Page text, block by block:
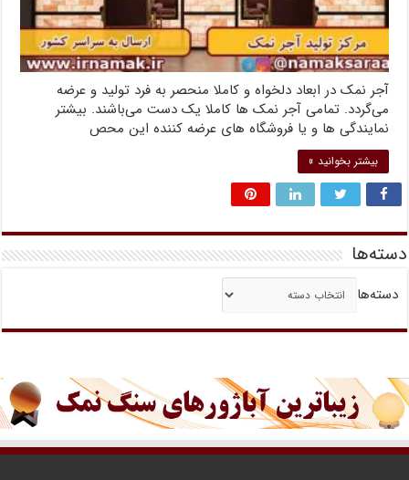
آجر نمک در ابعاد دلخواه و کاملا منحصر به فرد تولید و عرضه
می‌گردد. تمامی آجر نمک ها کاملا یک دست می‌باشند. بیشتر
نمایندگی ها و یا فروشگاه های عرضه کننده این محص
بیشتر بخوانید »
دسته‌ها
دسته‌ها